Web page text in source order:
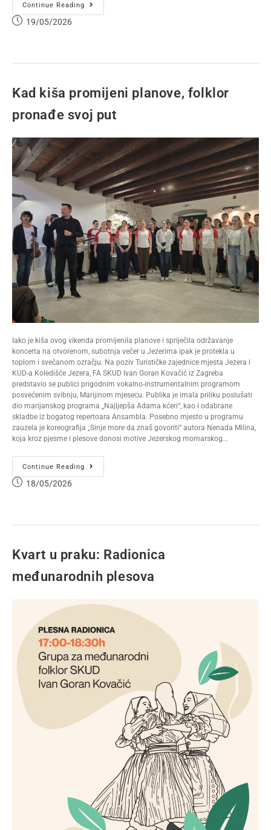
Continue Reading
19/05/2026
Kad kiša promijeni planove, folklor
pronađe svoj put
Iako je kiša ovog vikenda promijenila planove i spriječila održavanje
koncerta na otvorenom, subotnja večer u Jezerima ipak je protekla u
toplom i svečanom ozračju. Na poziv Turističke zajednice mjesta Jezera i
KUD-a Koledišće Jezera, FA SKUD Ivan Goran Kovačić iz Zagreba
predstavio se publici prigodnim vokalno-instrumentalnim programom
posvećenim svibnju, Marijinom mjesecu. Publika je imala priliku poslušati
dio marijanskog programa „Najljepša Adama kćeri“, kao i odabrane
skladbe iz bogatog repertoara Ansambla. Posebno mjesto u programu
zauzela je koreografija „Sinje more da znaš govoriti“ autora Nenada Milina,
koja kroz pjesme i plesove donosi motive Jezerskog mornarskog…
Continue Reading
18/05/2026
Kvart u praku: Radionica
međunarodnih plesova